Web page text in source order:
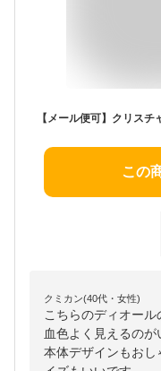
この
クミカン(40代・女性)
こちらのディオール
血色よく見えるのが
本体デザインもお